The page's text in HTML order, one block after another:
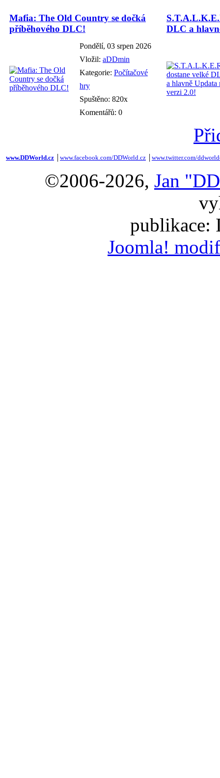
Mafia: The Old Country se dočká
příběhového DLC!
Pondělí, 03 srpen 2026
Vložil: aDDmin
Kategorie: Počítačové
hry
Spuštěno: 820x
Komentářů: 0
DLC a
www.DDWorld.cz www.facebook.com/DDWorld.cz www.twitter.com/
©2006-2026, Jan
publikace:
Joomla!